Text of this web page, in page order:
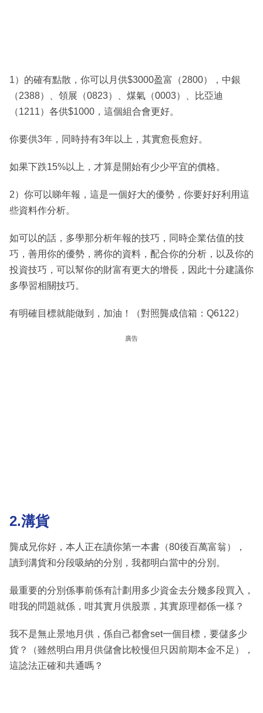
1）的確有點散，你可以月供$3000盈富（2800），中銀
（2388）、領展（0823）、煤氣（0003）、比亞迪
（1211）各供$1000，這個組合會更好。
你要供3年，同時持有3年以上，其實愈長愈好。
如果下跌15%以上，才算是開始有少少平宜的價格。
2）你可以睇年報，這是一個好大的優勢，你要好好利用這
些資料作分析。
如可以的話，多學那分析年報的技巧，同時企業估值的技
巧，善用你的優勢，將你的資料，配合你的分析，以及你的
投資技巧，可以幫你的財富有更大的增長，因此十分建議你
多學習相關技巧。
有明確目標就能做到，加油！（對照龔成信箱：Q6122）
廣告
2.溝貨
龔成兄你好，本人正在讀你第一本書（80後百萬富翁），
讀到溝貨和分段吸納的分別，我都明白當中的分別。
最重要的分別係事前係有計劃用多少資金去分幾多段買入，
咁我的問題就係，咁其實月供股票，其實原理都係一樣？
我不是無止景地月供，係自己都會set一個目標，要儲多少
貨？（雖然明白用月供儲會比較慢但只因前期本金不足），
這諗法正確和共通嗎？